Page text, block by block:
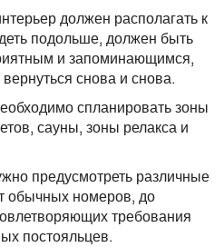
должен располагать к
подольше, должен быть
и запоминающимся,
снова и снова.
спланировать зоны
сауны, зоны релакса и
предусмотреть различные
обычных номеров, до
требования
постояльцев.